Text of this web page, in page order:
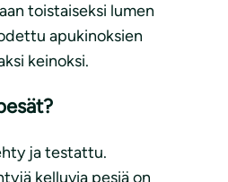
toistaiseksi lumen
apukinoksien
keinoksi.
ja testattu.
kelluvia pesiä on